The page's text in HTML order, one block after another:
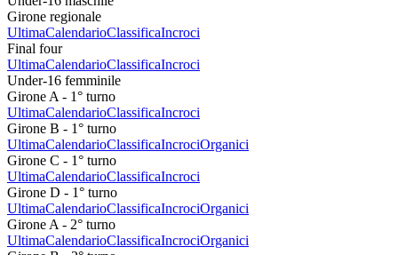
Girone regionale
UltimaCalendarioClassificaIncroci
Final four
UltimaCalendarioClassificaIncroci
Under-16 femminile
Girone A - 1° turno
UltimaCalendarioClassificaIncroci
Girone B - 1° turno
UltimaCalendarioClassificaIncrociOrganici
Girone C - 1° turno
UltimaCalendarioClassificaIncroci
Girone D - 1° turno
UltimaCalendarioClassificaIncrociOrganici
Girone A - 2° turno
UltimaCalendarioClassificaIncrociOrganici